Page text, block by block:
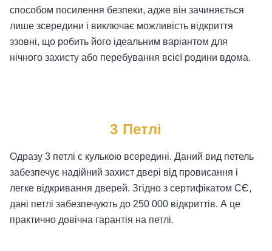
способом посилення безпеки, адже він зачиняється
лише зсередини і виключає можливість відкриття
ззовні, що робить його ідеальним варіантом для
нічного захисту або перебування всієї родини вдома.
3 Петлі
Одразу 3 петлі c кулькою всередині. Даний вид петель
забезпечує надійний захист двері від провисання і
легке відкривання дверей. Згідно з сертифікатом СЄ,
дані петлі забезпечують до 250 000 відкриттів. А це
практично довічна гарантія на петлі.